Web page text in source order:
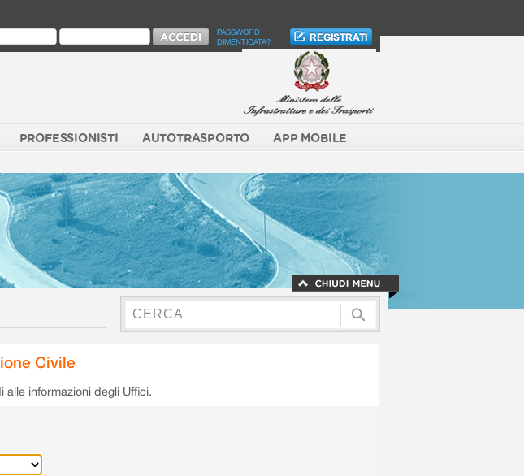
PASSWORD
DIMENTICATA?
PROFESSIONISTI AUTOTRASPORTO APP MOBILE
Civile
informazioni degli Uffici.